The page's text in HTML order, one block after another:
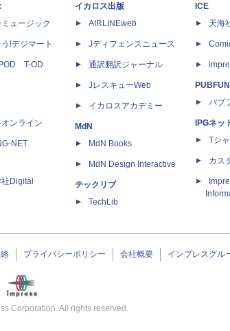
ュージック
!デジマート
T-OD
ンライン
NET
Digital
イカロス出版
AIRLINEweb
Jディフェンスニュース
通訳翻訳ジャーナル
JレスキューWeb
イカロスアカデミー
MdN
MdN Books
MdN Design Interactive
テックリブ
TechLib
ICE
天海
PUBFUN
パブ
IPGネッ
Tシ
カス
プライバシーポリシー 会社概要 インプレスグル
Corporation. All rights reserved.